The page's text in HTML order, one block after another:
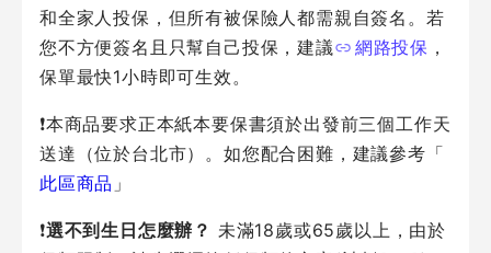
和全家人投保，但所有被保險人都需親自簽名。若
您不方便簽名且只幫自己投保，建議
網路投保 ，
保單最快1小時即可生效。
❗本商品要求正本紙本要保書須於出發前三個工作天
送達（位於台北市）。如您配合困難，建議參考「
此區商品 」
❗選不到生日怎麼辦？ 未滿18歲或65歲以上，由於